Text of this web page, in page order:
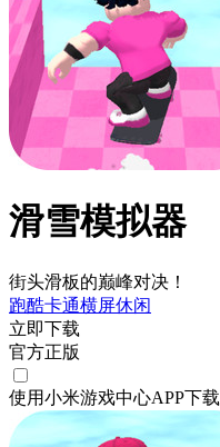
滑雪模拟器
街头滑板的巅峰对决！
跑酷卡通横屏休闲
立即下载
官方正版
使用小米游戏中心APP下载